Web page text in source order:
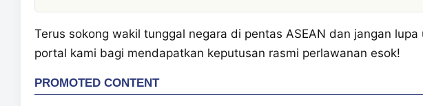
Terus sokong wakil tunggal negara di pentas ASEAN dan jangan lupa
portal kami bagi mendapatkan keputusan rasmi perlawanan esok!